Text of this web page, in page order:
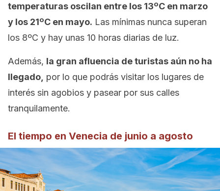
temperaturas oscilan entre los 13ºC en marzo
y los 21ºC en mayo. Las mínimas nunca superan
los 8ºC y hay unas 10 horas diarias de luz.
Además, la gran afluencia de turistas aún no ha
llegado, por lo que podrás visitar los lugares de
interés sin agobios y pasear por sus calles
tranquilamente.
El tiempo en Venecia de junio a agosto